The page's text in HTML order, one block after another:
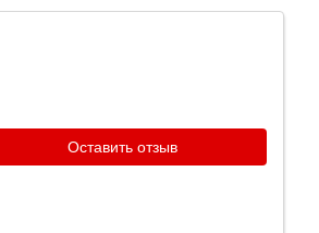
Оставить отзыв